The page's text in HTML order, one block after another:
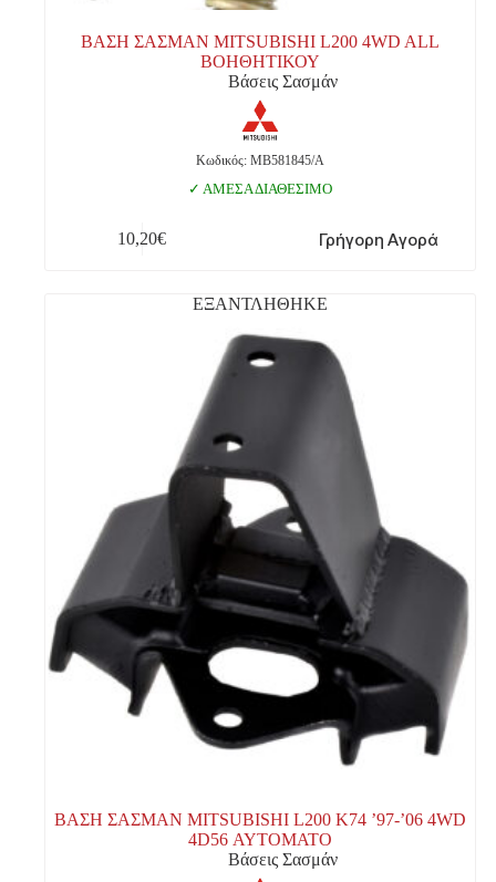
ΒΑΣΗ ΣΑΣΜΑΝ MITSUBISHI L200 4WD ALL
ΒΟΗΘΗΤΙΚΟΥ
Βάσεις Σασμάν
Κωδικός: MB581845/A
ΑΜΕΣΑ ΔΙΑΘΕΣΙΜΟ
10,20€ Γρήγορη Αγορά
ΕΞΑΝΤΛΗΘΗΚΕ
ΒΑΣΗ ΣΑΣΜΑΝ MITSUBISHI L200 K74 ’97-’06 4WD
4D56 ΑΥΤΟΜΑΤΟ
Βάσεις Σασμάν